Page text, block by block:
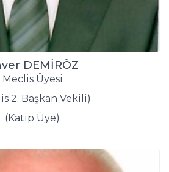
DEMİRÖZ
Meclis Üyesi
2. Başkan Vekili)
(Katip Üye)